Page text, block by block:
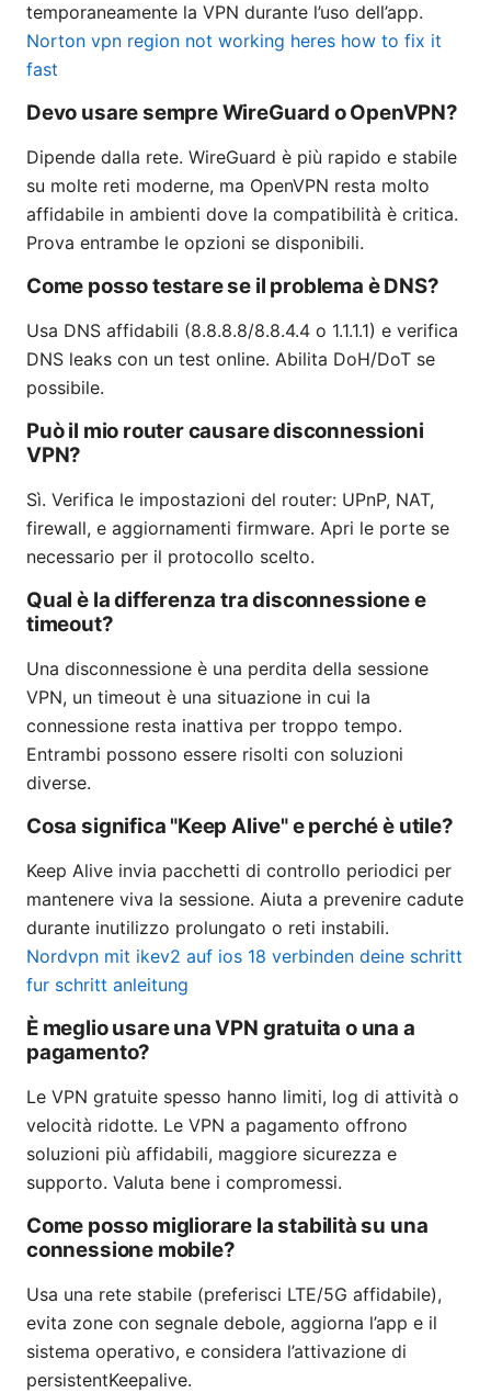
temporaneamente la VPN durante l’uso dell’app.
Norton vpn region not working heres how to fix it
fast
Devo usare sempre WireGuard o OpenVPN?
Dipende dalla rete. WireGuard è più rapido e stabile
su molte reti moderne, ma OpenVPN resta molto
affidabile in ambienti dove la compatibilità è critica.
Prova entrambe le opzioni se disponibili.
Come posso testare se il problema è DNS?
Usa DNS affidabili (8.8.8.8/8.8.4.4 o 1.1.1.1) e verifica
DNS leaks con un test online. Abilita DoH/DoT se
possibile.
Può il mio router causare disconnessioni
VPN?
Sì. Verifica le impostazioni del router: UPnP, NAT,
firewall, e aggiornamenti firmware. Apri le porte se
necessario per il protocollo scelto.
Qual è la differenza tra disconnessione e
timeout?
Una disconnessione è una perdita della sessione
VPN, un timeout è una situazione in cui la
connessione resta inattiva per troppo tempo.
Entrambi possono essere risolti con soluzioni
diverse.
Cosa significa "Keep Alive" e perché è utile?
Keep Alive invia pacchetti di controllo periodici per
mantenere viva la sessione. Aiuta a prevenire cadute
durante inutilizzo prolungato o reti instabili.
Nordvpn mit ikev2 auf ios 18 verbinden deine schritt
fur schritt anleitung
È meglio usare una VPN gratuita o una a
pagamento?
Le VPN gratuite spesso hanno limiti, log di attività o
velocità ridotte. Le VPN a pagamento offrono
soluzioni più affidabili, maggiore sicurezza e
supporto. Valuta bene i compromessi.
Come posso migliorare la stabilità su una
connessione mobile?
Usa una rete stabile (preferisci LTE/5G affidabile),
evita zone con segnale debole, aggiorna l’app e il
sistema operativo, e considera l’attivazione di
persistentKeepalive.